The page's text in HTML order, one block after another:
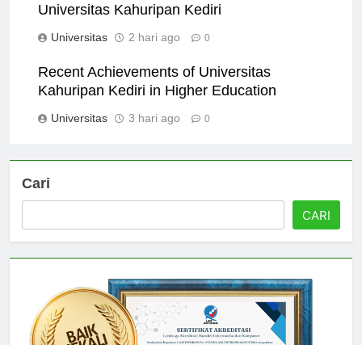
Universitas Kahuripan Kediri
Universitas 2 hari ago 0
Recent Achievements of Universitas
Kahuripan Kediri in Higher Education
Universitas 3 hari ago 0
Cari
CARI